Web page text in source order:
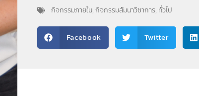
กิจกรรมภายใน,กิจกรรมสัมนาวิชาการ​, ทั่วไป
Facebook Twitter